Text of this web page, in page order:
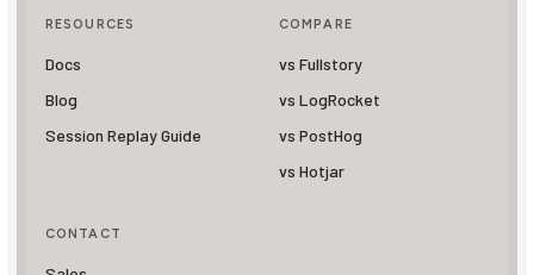
RESOURCES
Docs
Blog
Session Replay Guide
COMPARE
vs Fullstory
vs LogRocket
vs PostHog
vs Hotjar
CONTACT